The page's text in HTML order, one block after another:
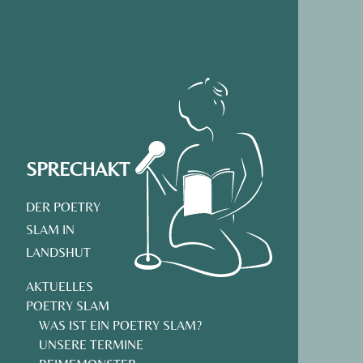
SPRECHAKT
DER POETRY
SLAM IN
LANDSHUT
AKTUELLES
POETRY SLAM
WAS IST EIN POETRY SLAM?
UNSERE TERMINE